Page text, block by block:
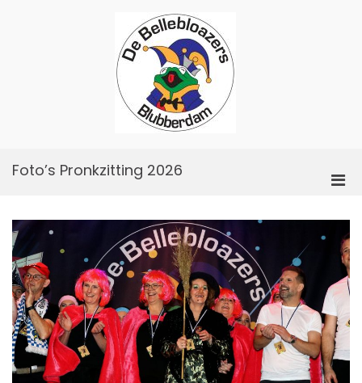
for
Foto’s Pronkzitting 2026